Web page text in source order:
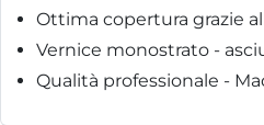
Ottima copertura grazie
Vernice monostrato -
Qualità professionale -